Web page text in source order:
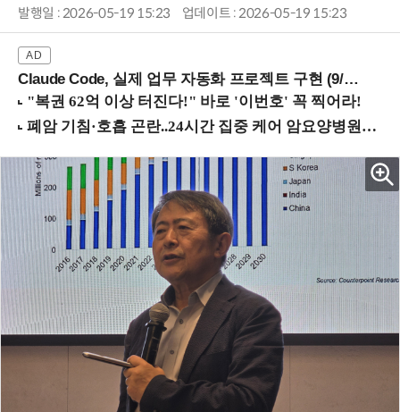
발행일 : 2026-05-19 15:23 업데이트 : 2026-05-19 15:23
Claude Code, 실제 업무 자동화 프로젝트 구현 (9/16 ~17 강남역)